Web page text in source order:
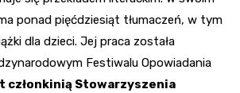
ponad pięćdziesiąt tłumaczeń, w tym
dla dzieci. Jej praca została
Festiwalu Opowiadania
członkinią Stowarzyszenia